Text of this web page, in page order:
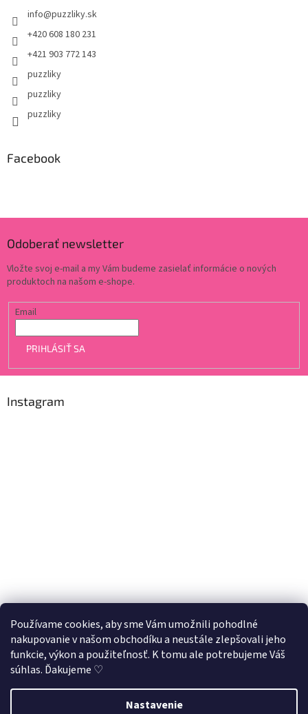
Používame cookies, aby sme Vám umožnili pohodlné
nakupovanie v našom obchodíku a neustále zlepšovali jeho
funkcie, výkon a použiteľnosť. K tomu ale potrebujeme Váš
súhlas. Ďakujeme ♡
Nastavenie
info@puzzliky.sk
+420 608 180 231
+421 903 772 143
puzzliky
puzzliky
puzzliky
Facebook
Odoberať newsletter
Vložte svoj e-mail a my Vám budeme zasielať informácie o nových
produktoch na našom e-shope.
Email
PRIHLÁSIŤ SA
Instagram
Sledovať na Instagrame
Vytvoril Shoptet